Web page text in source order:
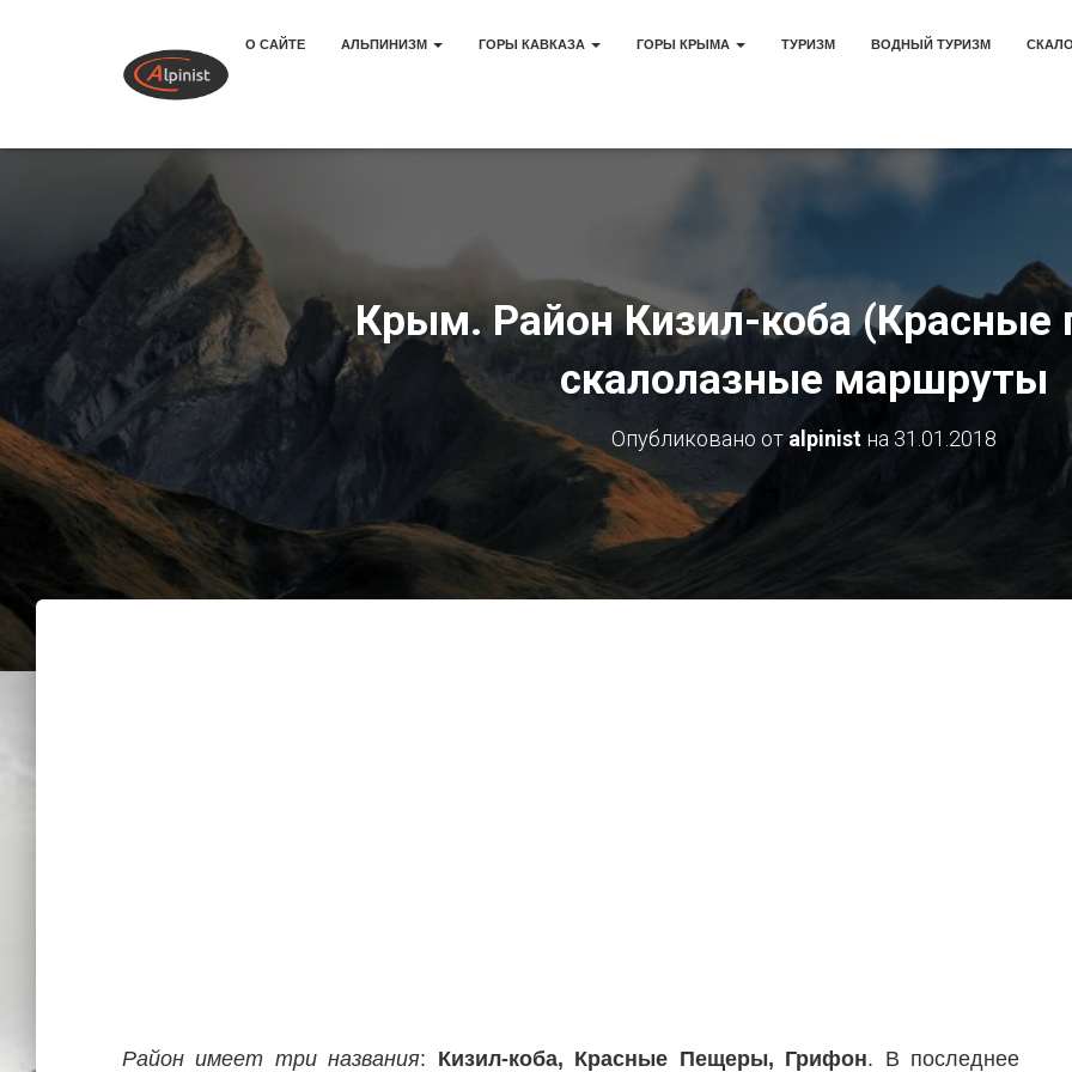
О САЙТЕ АЛЬПИНИЗМ ГОРЫ КАВКАЗА ГОРЫ КРЫМА ТУРИЗМ ВОДНЫЙ ТУРИЗМ
Крым. Район Кизил-коба
скалолазные маршруты
Опубликовано отalpinist на 31.01.2018
Район имеет три названия: Кизил-коба, Красные Пещеры, Грифон. В последнее